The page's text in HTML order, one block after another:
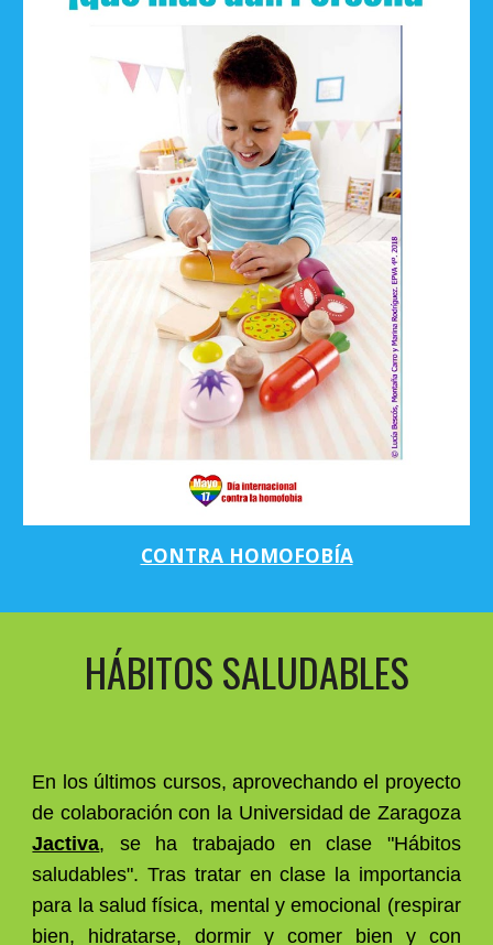
CONTRA HOMOFOBÍA
HÁBITOS SALUDABLES
En los últimos cursos, aprovechando el proyecto
de colaboración con la Universidad de Zaragoza
Jactiva, se ha trabajado en clase "Hábitos
saludables". Tras tratar en clase la importancia
para la salud física, mental y emocional (respirar
bien, hidratarse, dormir y comer bien y con